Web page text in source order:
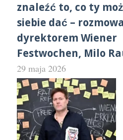
znaleźć to, co ty
siebie dać –
dyrektorem Wiener
Festwochen, Milo
29 maja 2026